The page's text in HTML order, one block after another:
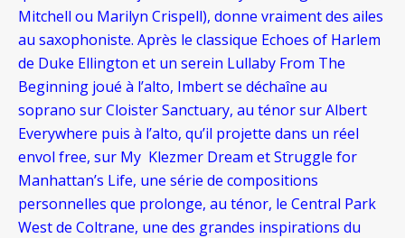
Mitchell ou Marilyn Crispell), donne vraiment des ailes
au saxophoniste. Après le classique Echoes of Harlem
de Duke Ellington et un serein Lullaby From The
Beginning joué à l’alto, Imbert se déchaîne au
soprano sur Cloister Sanctuary, au ténor sur Albert
Everywhere puis à l’alto, qu’il projette dans un réel
envol free, sur My Klezmer Dream et Struggle for
Manhattan’s Life, une série de compositions
personnelles que prolonge, au ténor, le Central Park
West de Coltrane, une des grandes inspirations du